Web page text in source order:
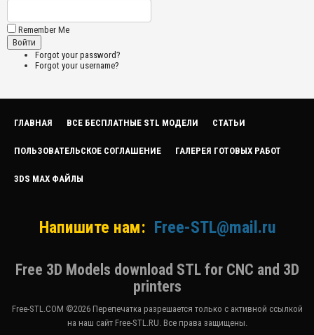
Remember Me
Forgot your password?
Forgot your username?
ГЛАВНАЯ ВСЕ БЕСПЛАТНЫЕ STL МОДЕЛИ СТАТЬИ
ПОЛЬЗОВАТЕЛЬСКОЕ СОГЛАШЕНИЕ ГАЛЕРЕЯ ГОТОВЫХ РАБОТ
3DS MAX ФАЙЛЫ
Напишите нам: Free-STL@mail.ru
Free 3D Models download STL for CNC and 3D
printers
Free-STL.COM ©2026 Перепечатка разрешается только с активной ссылкой
на наш сайт Free-STL.RU. Все права защищены.